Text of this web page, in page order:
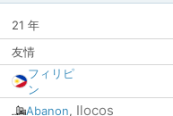
21 年
友情
フィリピ
ン
Abanon, Ilocos